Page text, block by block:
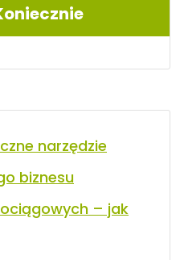
narzędzie
biznesu
– jak